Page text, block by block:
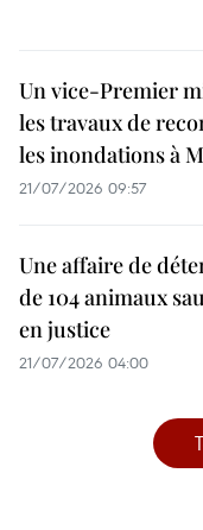
Un vice-Premier
les travaux de
les inondations à
21/07/2026 09:57
Une affaire de
de 104 animaux
en justice
21/07/2026 04:00